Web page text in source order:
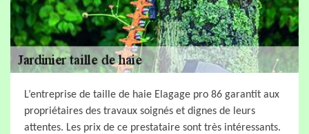
L’entreprise de taille de haie Elagage pro 86 garantit aux
propriétaires des travaux soignés et dignes de leurs
attentes. Les prix de ce prestataire sont très intéressants.